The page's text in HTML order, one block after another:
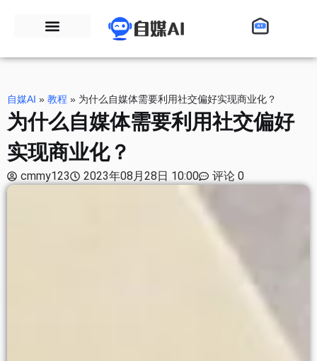
自媒AI » 教程 » 为什么自媒体需要利用社交偏好实现商业化？
为什么自媒体需要利用社交偏好
实现商业化？
cmmy123 2023年08月28日 10:00 评论 0